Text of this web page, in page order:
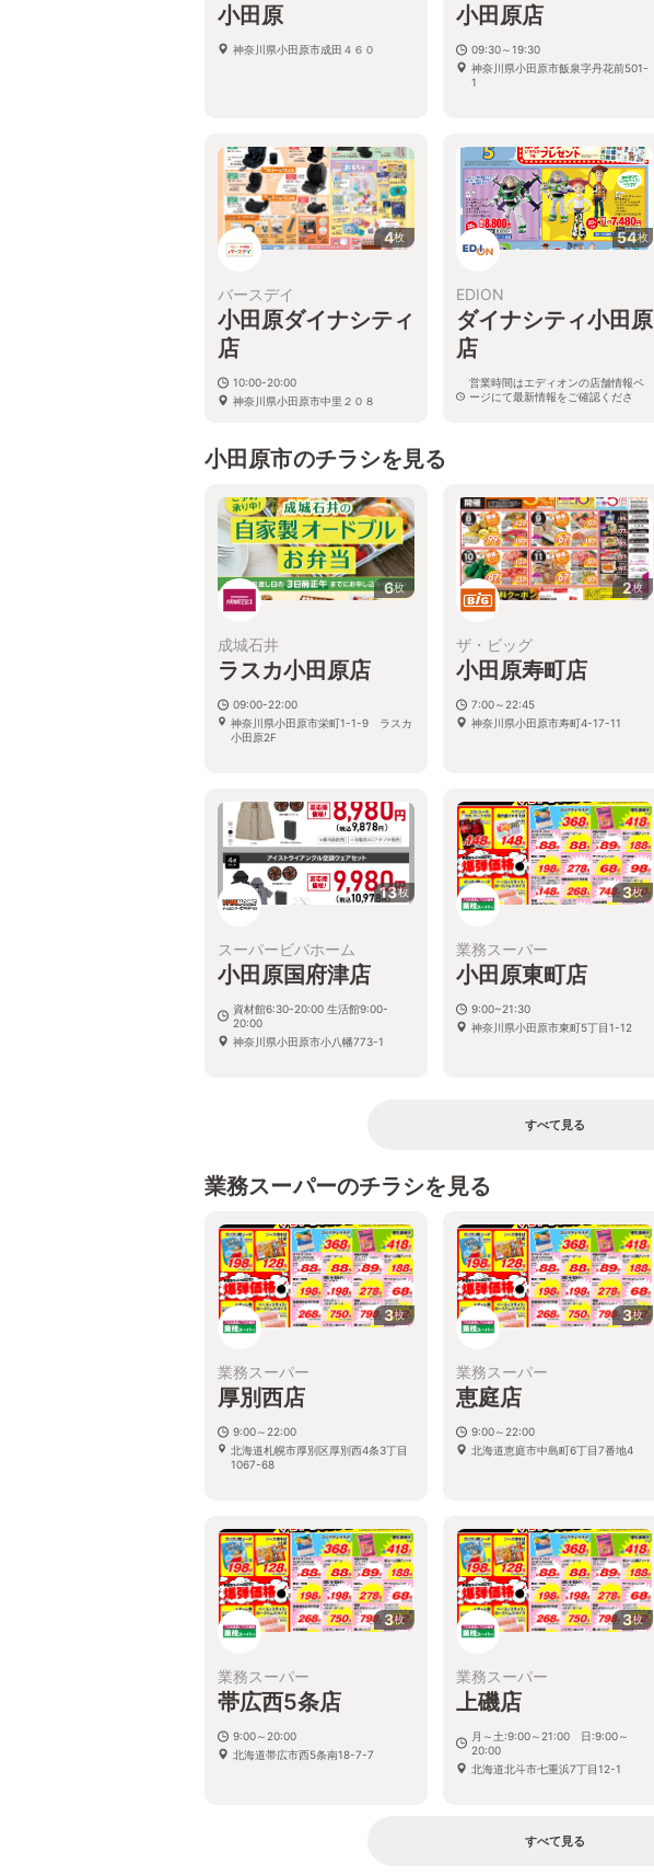
小田原
神奈川県小田原市成田４６０
小田原店
09:30～19:30
神奈川県小田原市飯泉字丹花前501-
1
4枚
バースデイ
小田原ダイナシティ
店
10:00-20:00
神奈川県小田原市中里２０８
54枚
EDION
ダイナシティ小田原
店
営業時間はエディオンの店舗情報ペ
ージにて最新情報をご確認くださ
い。
小田原市のチラシを見る
6枚
成城石井
ラスカ小田原店
09:00-22:00
神奈川県小田原市栄町1-1-9 ラスカ
小田原2F
2枚
ザ・ビッグ
小田原寿町店
7:00～22:45
神奈川県小田原市寿町4-17-11
13枚
スーパービバホーム
小田原国府津店
資材館6:30-20:00 生活館9:00-
20:00
神奈川県小田原市小八幡773-1
3枚
業務スーパー
小田原東町店
9:00~21:30
神奈川県小田原市東町5丁目1-12
すべて見る
業務スーパーのチラシを見る
3枚
業務スーパー
厚別西店
9:00～22:00
北海道札幌市厚別区厚別西4条3丁目
1067-68
3枚
業務スーパー
恵庭店
9:00～22:00
北海道恵庭市中島町6丁目7番地4
3枚
業務スーパー
帯広西5条店
9:00～20:00
北海道帯広市西5条南18-7-7
3枚
業務スーパー
上磯店
月～土:9:00～21:00 日:9:00～
20:00
北海道北斗市七重浜7丁目12-1
すべて見る